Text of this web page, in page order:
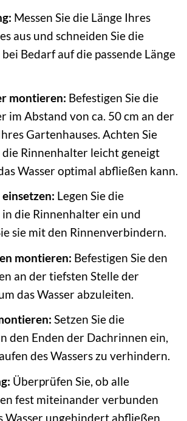
Messen Sie die Länge Ihres
aus und schneiden Sie die
Bedarf auf die passende Länge
montieren: Befestigen Sie die
im Abstand von ca. 50 cm an der
Gartenhauses. Achten Sie
die Rinnenhalter leicht geneigt
Wasser optimal abfließen kann.
Legen Sie die
die Rinnenhalter ein und
sie mit den Rinnenverbindern.
montieren: Befestigen Sie den
an der tiefsten Stelle der
das Wasser abzuleiten.
Setzen Sie die
den Enden der Dachrinnen ein,
des Wassers zu verhindern.
Überprüfen Sie, ob alle
fest miteinander verbunden
Wasser ungehindert abfließen